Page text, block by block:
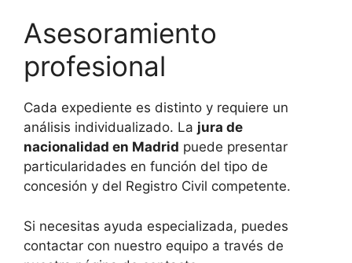
Asesoramiento
profesional
Cada expediente es distinto y requiere un
análisis individualizado. La jura de
nacionalidad en Madrid puede presentar
particularidades en función del tipo de
concesión y del Registro Civil competente.
Si necesitas ayuda especializada, puedes
contactar con nuestro equipo a través de